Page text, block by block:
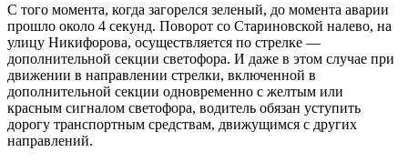
С того момента, когда загорелся зеленый, до момента аварии
прошло около 4 секунд. Поворот со Стариновской налево, на
улицу Никифорова, осуществляется по стрелке —
дополнительной секции светофора. И даже в этом случае при
движении в направлении стрелки, включенной в
дополнительной секции одновременно с желтым или
красным сигналом светофора, водитель обязан уступить
дорогу транспортным средствам, движущимся с других
направлений.